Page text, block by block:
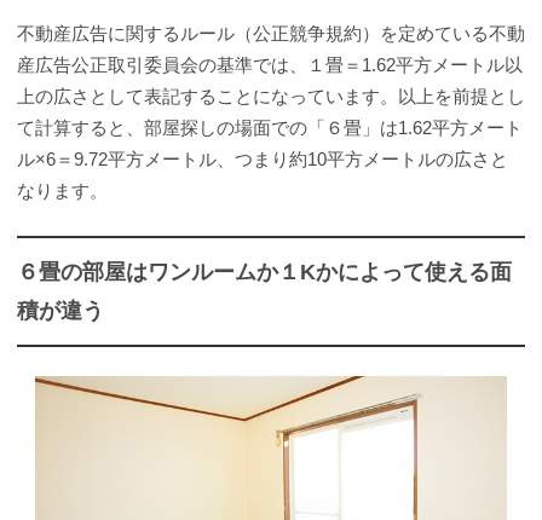
不動産広告に関するルール（公正競争規約）を定めている不動
産広告公正取引委員会の基準では、１畳＝1.62平方メートル以
上の広さとして表記することになっています。以上を前提とし
て計算すると、部屋探しの場面での「６畳」は1.62平方メート
ル×6＝9.72平方メートル、つまり約10平方メートルの広さと
なります。
６畳の部屋はワンルームか１Kかによって使える面
積が違う